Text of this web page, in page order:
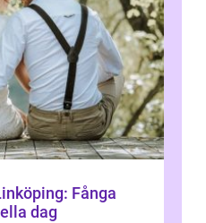
Fånga
dag